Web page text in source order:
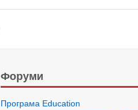
Форуми
Програма Eduсation